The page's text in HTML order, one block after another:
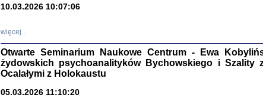
NIE WIEMY CO
Dziennik
Moszek Baum, oprac.
10.03.2026 10:07:06
więcej...
Otwarte Seminarium Naukowe Centrum - Ewa
żydowskich psychoanalityków Bychowskiego i
Ocalałymi z Holokaustu
05.03.2026 11:10:20